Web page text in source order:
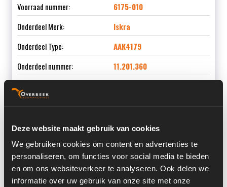
Deze website maakt gebruik van cookies
We gebruiken cookies om content en advertenties te
personaliseren, om functies voor social media te bieden
en om ons websiteverkeer te analyseren. Ook delen we
informatie over uw gebruik van onze site met onze
Voorraad nummer:
6175-010
Onderdeel Merk:
Iskra
Onderdeel Type:
AAK4179
Onderdeel nummer:
11.201.360
Locatie:
8A4
Land:
Nederland